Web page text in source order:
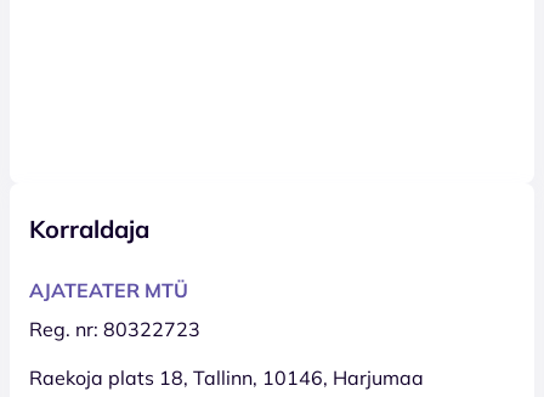
Korraldaja
AJATEATER MTÜ
Reg. nr: 80322723
Raekoja plats 18, Tallinn, 10146, Harjumaa